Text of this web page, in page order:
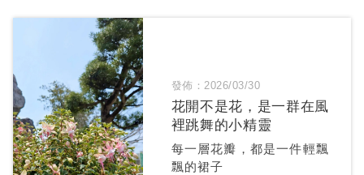
花開不是花，是一群在風
裡跳舞的小精靈
發佈：2026/03/30
每一層花瓣，都是一件輕飄
飄的裙子